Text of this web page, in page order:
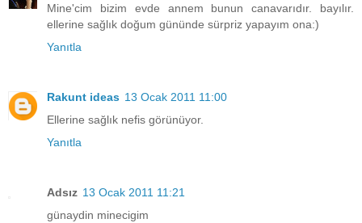
Mine'cim bizim evde annem bunun canavarıdır. bayılır.
ellerine sağlık doğum gününde sürpriz yapayım ona:)
Yanıtla
Rakunt ideas 13 Ocak 2011 11:00
Ellerine sağlık nefis görünüyor.
Yanıtla
Adsız 13 Ocak 2011 11:21
günaydin minecigim